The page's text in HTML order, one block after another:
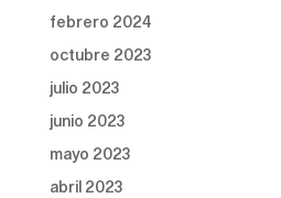
febrero 2024
octubre 2023
julio 2023
junio 2023
mayo 2023
abril 2023